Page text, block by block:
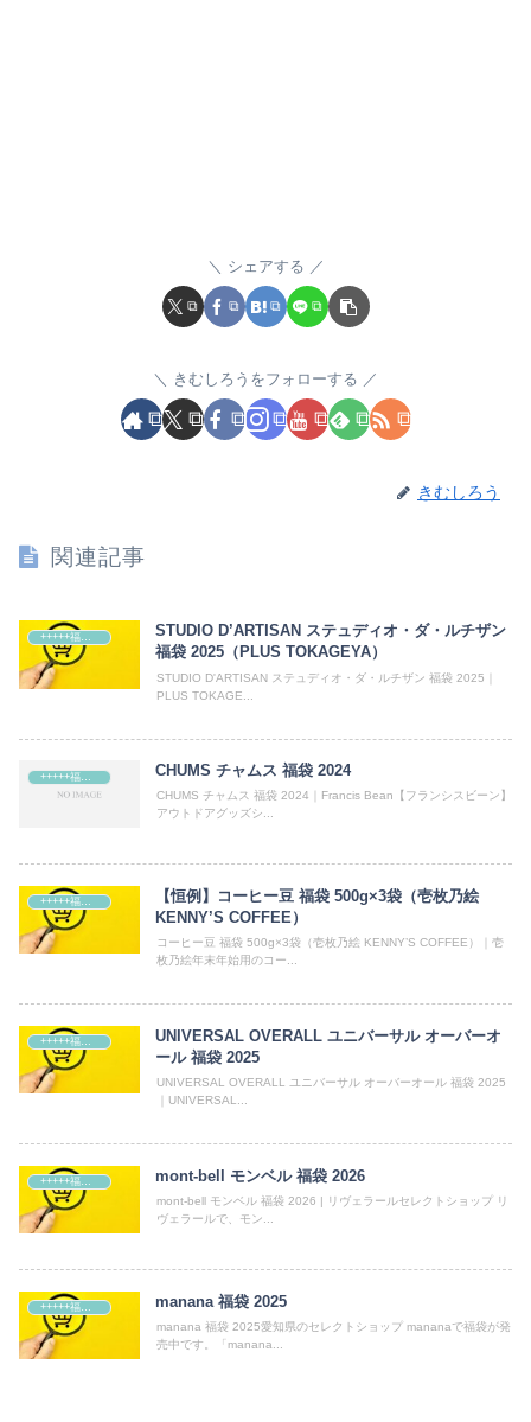
シェアする
きむしろうをフォローする
きむしろう
関連記事
STUDIO D’ARTISAN ステュディオ・ダ・ルチザン
福袋 2025（PLUS TOKAGEYA）
STUDIO D'ARTISAN ステュディオ・ダ・ルチザン 福袋 2025｜
PLUS TOKAGE...
CHUMS チャムス 福袋 2024
CHUMS チャムス 福袋 2024｜Francis Bean【フランシスビーン】
アウトドアグッズシ...
+++++福袋++++++
【恒例】コーヒー豆 福袋 500g×3袋（壱枚乃絵
KENNY’S COFFEE）
コーヒー豆 福袋 500g×3袋（壱枚乃絵 KENNY’S COFFEE）｜壱
枚乃絵年末年始用のコー...
+++++福袋++++++
UNIVERSAL OVERALL ユニバーサル オーバーオ
ール 福袋 2025
UNIVERSAL OVERALL ユニバーサル オーバーオール 福袋 2025
｜UNIVERSAL...
+++++福袋++++++ mont-bell モンベル 福袋 2026
mont-bell モンベル 福袋 2026 | リヴェラールセレクトショップ リ
ヴェラールで、モン...
manana 福袋 2025
manana 福袋 2025愛知県のセレクトショップ mananaで福袋が発
売中です。「manana...